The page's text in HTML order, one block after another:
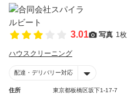
3.01 写真 1枚
ハウスクリーニング
配達・デリバリー対応
住所 東京都板橋区坂下1-17-7